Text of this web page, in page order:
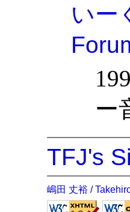
いー
ー
TFJ's
嶋田 丈裕 /